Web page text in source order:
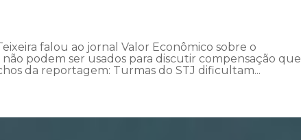
falou ao jornal Valor Econômico sobre o
podem ser usados para discutir compensação que
da reportagem: Turmas do STJ dificultam...